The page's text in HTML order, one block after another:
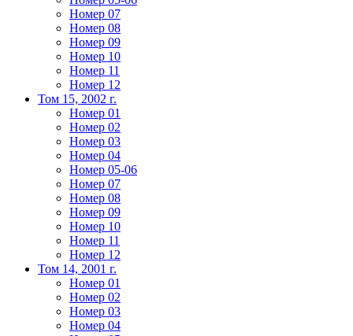
Номер 07
Номер 08
Номер 09
Номер 10
Номер 11
Номер 12
Том 15, 2002 г.
Номер 01
Номер 02
Номер 03
Номер 04
Номер 05-06
Номер 07
Номер 08
Номер 09
Номер 10
Номер 11
Номер 12
Том 14, 2001 г.
Номер 01
Номер 02
Номер 03
Номер 04